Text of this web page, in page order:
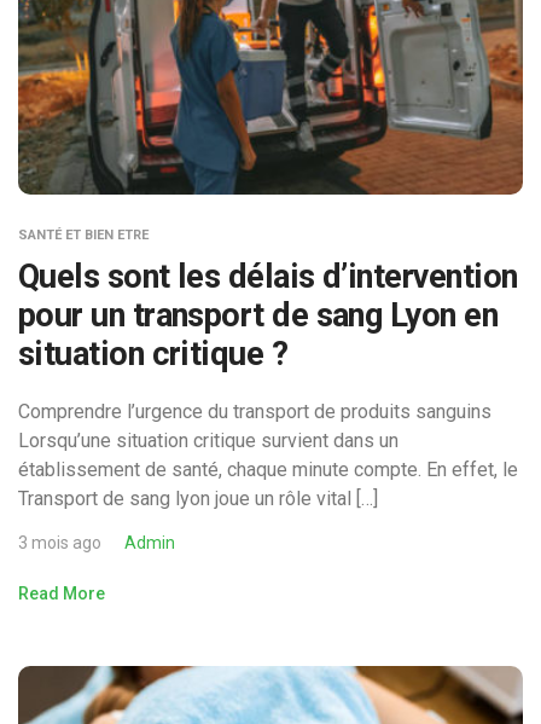
SANTÉ ET BIEN ETRE
Quels sont les délais d’intervention
pour un transport de sang Lyon en
situation critique ?
Comprendre l’urgence du transport de produits sanguins
Lorsqu’une situation critique survient dans un
établissement de santé, chaque minute compte. En effet, le
Transport de sang lyon joue un rôle vital […]
3 mois ago Admin
Read More